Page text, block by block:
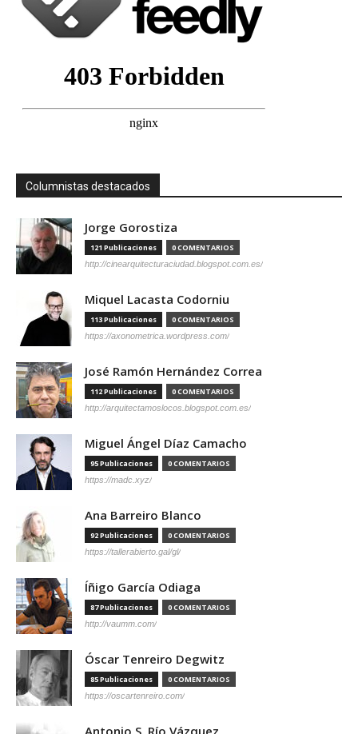
Columnistas destacados
Jorge Gorostiza
121 Publicaciones 0 COMENTARIOS
http://cinearquitecturaciudad.blogspot.com.es/
Miquel Lacasta Codorniu
113 Publicaciones 0 COMENTARIOS
https://axonometrica.wordpress.com/
José Ramón Hernández Correa
112 Publicaciones 0 COMENTARIOS
http://arquitectamoslocos.blogspot.com.es/
Miguel Ángel Díaz Camacho
95 Publicaciones 0 COMENTARIOS
https://madc.xyz/
Ana Barreiro Blanco
92 Publicaciones 0 COMENTARIOS
https://tallerabierto.gal/gl/
Íñigo García Odiaga
87 Publicaciones 0 COMENTARIOS
http://vaumm.com/
Óscar Tenreiro Degwitz
85 Publicaciones 0 COMENTARIOS
https://oscartenreiro.com/
Antonio S. Río Vázquez